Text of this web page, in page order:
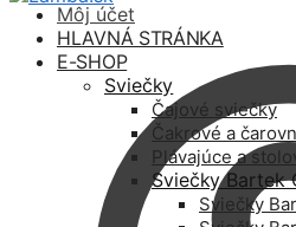
Môj účet
HLAVNÁ STRÁNKA
E-SHOP
Sviečky
Čajové sviečky
Čakrové a
Plávajúce a
Sviečky Bartek
Sviečky